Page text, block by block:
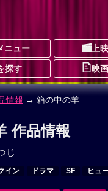
ニュー 上
探す 映
情報 → 箱の中の羊
作品情報
じ
イン ドラマ SF ヒュ